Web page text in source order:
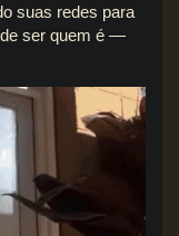
suas redes para
de ser quem é —